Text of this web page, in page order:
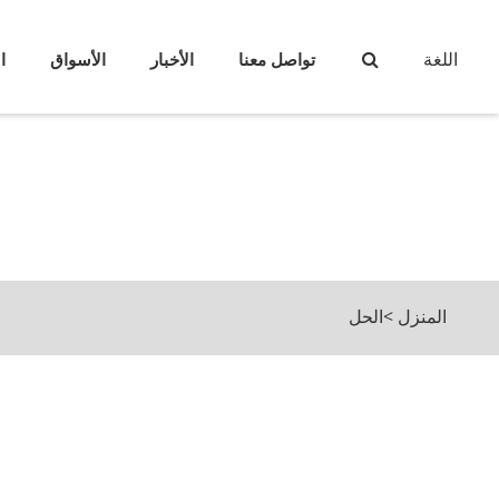
الأسواق الأخبار تواصل معنا اللغة
المنزل >الحل